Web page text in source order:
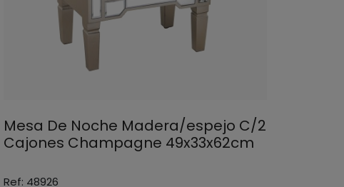
Mesa De Noche Madera/espejo C/2
Cajones Champagne 49x33x62cm
Ref: 48926